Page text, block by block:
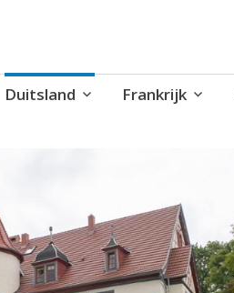
Duitsland Frankrijk